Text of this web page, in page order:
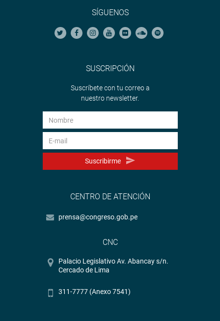
SÍGUENOS
SUSCRIPCIÓN
Suscríbete con tu correo a
nuestro newsletter.
Suscribirme
CENTRO DE ATENCIÓN
prensa@congreso.gob.pe
CNC
Palacio Legislativo Av. Abancay s/n.
Cercado de Lima
311-7777 (Anexo 7541)